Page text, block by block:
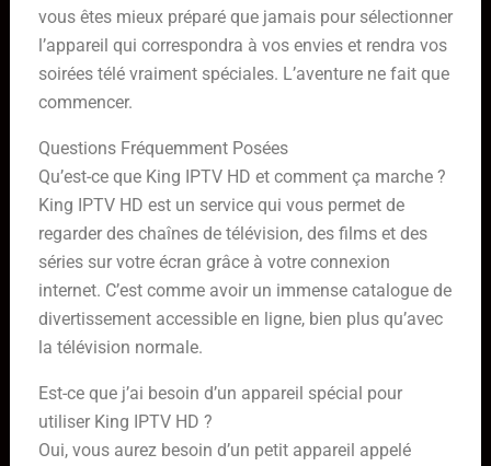
vous êtes mieux préparé que jamais pour sélectionner
l’appareil qui correspondra à vos envies et rendra vos
soirées télé vraiment spéciales. L’aventure ne fait que
commencer.
Questions Fréquemment Posées
Qu’est-ce que King IPTV HD et comment ça marche ?
King IPTV HD est un service qui vous permet de
regarder des chaînes de télévision, des films et des
séries sur votre écran grâce à votre connexion
internet. C’est comme avoir un immense catalogue de
divertissement accessible en ligne, bien plus qu’avec
la télévision normale.
Est-ce que j’ai besoin d’un appareil spécial pour
utiliser King IPTV HD ?
Oui, vous aurez besoin d’un petit appareil appelé